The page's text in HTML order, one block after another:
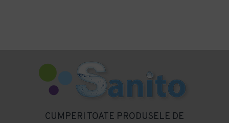
CUMPERI TOATE PRODUSELE DE